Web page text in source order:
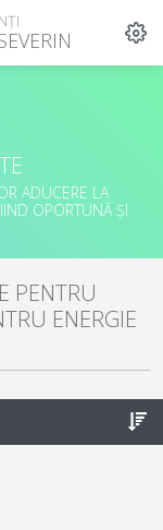
ADUCERE LA
OPORTUNĂ ȘI
PENTRU
ENERGIE